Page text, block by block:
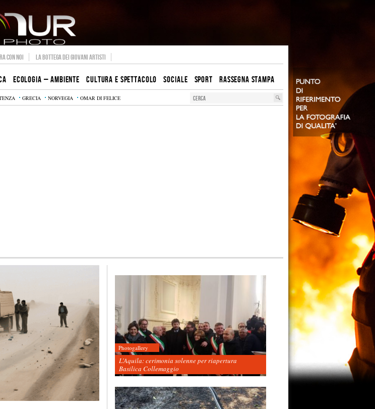
CON NOI LA BOTTEGA DEI GIOVANI ARTISTI
ECOLOGIA – AMBIENTE CULTURA E SPETTACOLO SOCIALE SPORT RASSEGNA STAMPA
GRECIA NORVEGIA OMAR DI FELICE
Photogallery
L’Aquila: cerimonia solenne per riapertura
Basilica Collemaggio